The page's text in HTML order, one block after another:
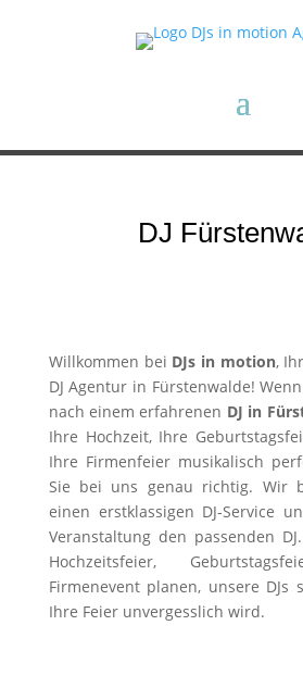
DJ
Willkommen bei DJs in motion,
DJ Agentur in Fürstenwalde!
nach einem erfahrenen DJ in
Ihre Hochzeit, Ihre
Ihre Firmenfeier musikalisch
Sie bei uns genau richtig. Wir
einen erstklassigen DJ-Service
Veranstaltung den passenden
Hochzeitsfeier,
Firmenevent planen, unsere DJs
Ihre Feier unvergesslich wird.